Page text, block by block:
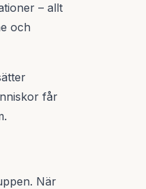
– allt
och
får
När